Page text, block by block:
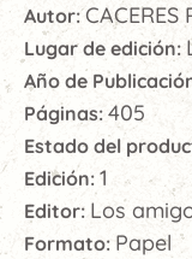
Autor:CACERES
Lugar de edición:
Año de
Páginas: 405
Estado del
Edición: 1
Editor: Los
Formato: Papel